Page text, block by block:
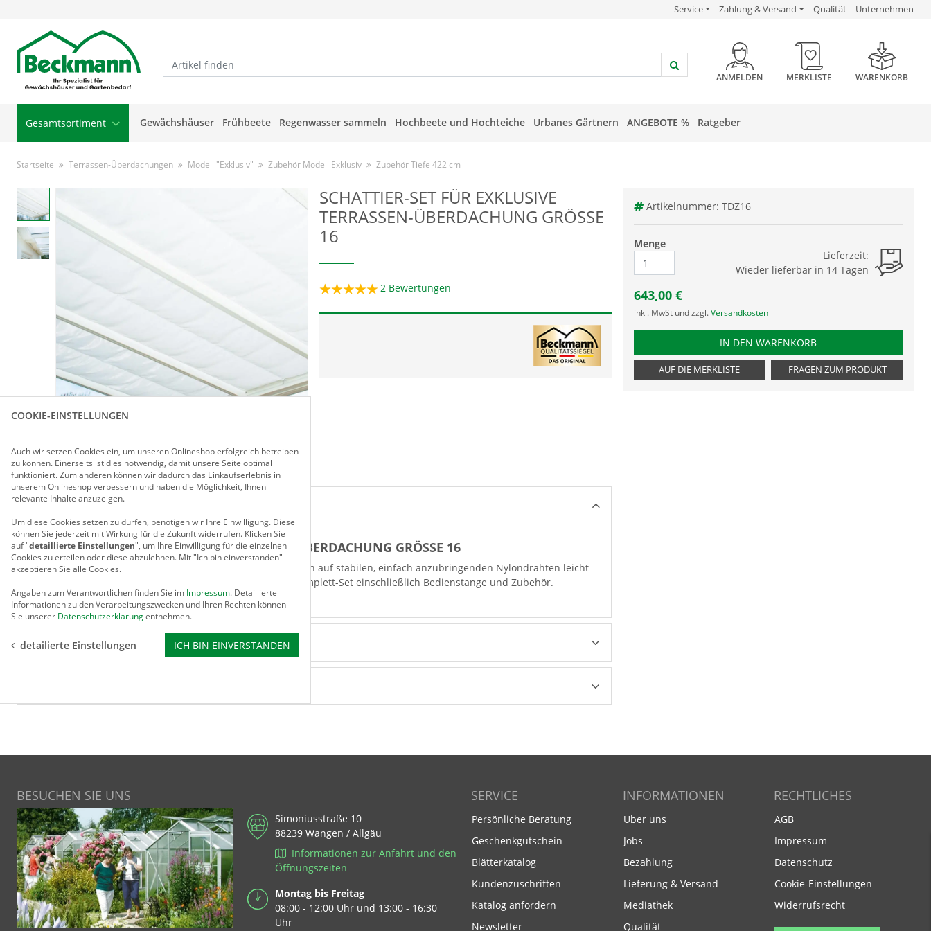
USP Verlinkung
Service Zahlung & Versand USP Verlinkung
Qualität USP Verlinkung
Unternehmen
HEADER BUTTON
ANMELDEN MERKLISTE WARENKORB
Gesamtsortiment Gewächshäuser Frühbeete Regenwasser sammeln Hochbeete und Hochteiche Urbanes Gärtnern ANGEBOTE % Ratgeber
Startseite Terrassen-Überdachungen Modell "Exklusiv" Zubehör Modell Exklusiv Zubehör Tiefe 422 cm
Für größere Ansicht Maus über das Bild ziehen
SCHATTIER-SET FÜR EXKLUSIVE
TERRASSEN-ÜBERDACHUNG GRÖSSE 1
6
2 Bewertungen
PRODUKTBESCHREIBUNG
SCHATTIER-SET FÜR EXKLUSIVE TERRASSEN-ÜBERDACHUNG GRÖSSE 16
Aus dauerhaftem weißem Acrylstoff. Jede Stoffbahn lässt sich auf stabilen, einfach anzubringenden Nylondrähten leicht
verschieben. Schattierwert ca. 67 %. Waschbar bei 30°C. Komplett-Set einschließlich Bedienstange und Zubehör.
BEWERTUNGEN
Artikelnummer: TDZ16
Menge
Lieferzeit:
Wieder lieferbar in 14 Tagen
643,00 €
inkl. MwSt und zzgl. Versandkosten
PRODUKTNUMMER TDZ16
IN DEN WARENKORB
AUF DIE MERKLISTE FRAGEN ZUM PRODUKT
BESUCHEN SIE UNS
Simoniusstraße 10
88239 Wangen / Allgäu
Informationen zur Anfahrt und den
Öffnungszeiten
Montag bis Freitag
08:00 - 12:00 Uhr und 13:00 - 16:30
Uhr
SERVICE
Persönliche Beratung
Geschenkgutschein
Blätterkatalog
Kundenzuschriften
Footer Link
Katalog anfordern
Newsletter
INFORMATIONEN
Über uns
Jobs
Bezahlung
Lieferung & Versand
Mediathek
Qualität
RECHTLICHES
AGB
Impressum
Datenschutz
Cookie-Einstellungen
Widerrufsrecht
COOKIE-EINSTELLUNGEN
Auch wir setzen Cookies ein, um unseren Onlineshop erfolgreich betreiben
zu können. Einerseits ist dies notwendig, damit unsere Seite optimal
funktioniert. Zum anderen können wir dadurch das Einkaufserlebnis in
unserem Onlineshop verbessern und haben die Möglichkeit, Ihnen
relevante Inhalte anzuzeigen.
Um diese Cookies setzen zu dürfen, benötigen wir Ihre Einwilligung. Diese
können Sie jederzeit mit Wirkung für die Zukunft widerrufen. Klicken Sie
auf "detaillierte Einstellungen", um Ihre Einwilligung für die einzelnen
Cookies zu erteilen oder diese abzulehnen. Mit "Ich bin einverstanden"
akzeptieren Sie alle Cookies.
Angaben zum Verantwortlichen finden Sie im Impressum. Detaillierte
Informationen zu den Verarbeitungszwecken und Ihren Rechten können
Sie unserer Datenschutzerklärung entnehmen.
detailierte Einstellungen ICH BIN EINVERSTANDEN